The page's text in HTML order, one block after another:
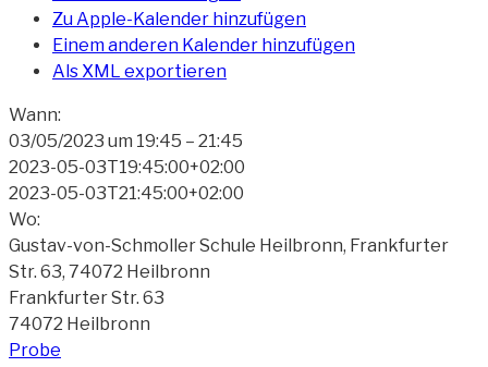
Zu Apple-Kalender hinzufügen
Einem anderen Kalender hinzufügen
Als XML exportieren
Wann:
03/05/2023 um 19:45 – 21:45
2023-05-03T19:45:00+02:00
2023-05-03T21:45:00+02:00
Wo:
Gustav-von-Schmoller Schule Heilbronn, Frankfurter
Str. 63, 74072 Heilbronn
Frankfurter Str. 63
74072 Heilbronn
Probe